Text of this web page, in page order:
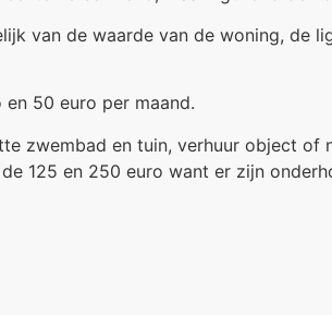
van de waarde van de woning, de
50 euro per maand.
zwembad en tuin, verhuur object
125 en 250 euro want er zijn